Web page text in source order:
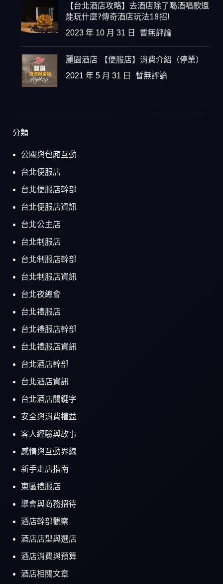
【台北酒店攻略】去酒店除了喝酒唱歌還
能玩什麼?傳奇酒店玩法18招!
2023 年 10 月 31 日 暫無評論
麗園酒店 【便服店】消費介紹（停業）
2021 年 5 月 31 日 暫無評論
分類
公關與包廂互動
台北便服店
台北便服店幹部
台北便服店資訊
台北公主店
台北制服店
台北制服店幹部
台北制服店資訊
台北夜總會
台北禮服店
台北禮服店幹部
台北禮服店資訊
台北酒店幹部
台北酒店資訊
台北酒店關鍵字
安全與消費權益
客人經驗與故事
感情與互動界線
新手走店指南
東區禮服店
聚會與商務招待
酒店幹部觀察
酒店店型與選店
酒店消費與預算
酒店相關文章